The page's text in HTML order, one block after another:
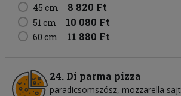
45 cm 8 820 Ft
51 cm 10 080 Ft
60 cm 11 880 Ft
24. Di parma pizza
paradicsomszósz mozzarella sajt